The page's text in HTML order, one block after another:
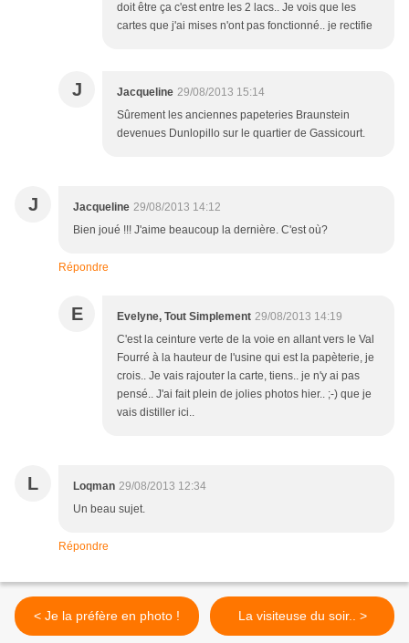
doit être ça c'est entre les 2 lacs.. Je vois que les
cartes que j'ai mises n'ont pas fonctionné.. je rectifie
J Jacqueline 29/08/2013 15:14
Sûrement les anciennes papeteries Braunstein
devenues Dunlopillo sur le quartier de Gassicourt.
J Jacqueline 29/08/2013 14:12
Bien joué !!! J'aime beaucoup la dernière. C'est où?
Répondre
E Evelyne, Tout Simplement 29/08/2013 14:19
C'est la ceinture verte de la voie en allant vers le Val
Fourré à la hauteur de l'usine qui est la papèterie, je
crois.. Je vais rajouter la carte, tiens.. je n'y ai pas
pensé.. J'ai fait plein de jolies photos hier.. ;-) que je
vais distiller ici..
L Loqman 29/08/2013 12:34
Un beau sujet.
Répondre
< Je la préfère en photo ! La visiteuse du soir.. >